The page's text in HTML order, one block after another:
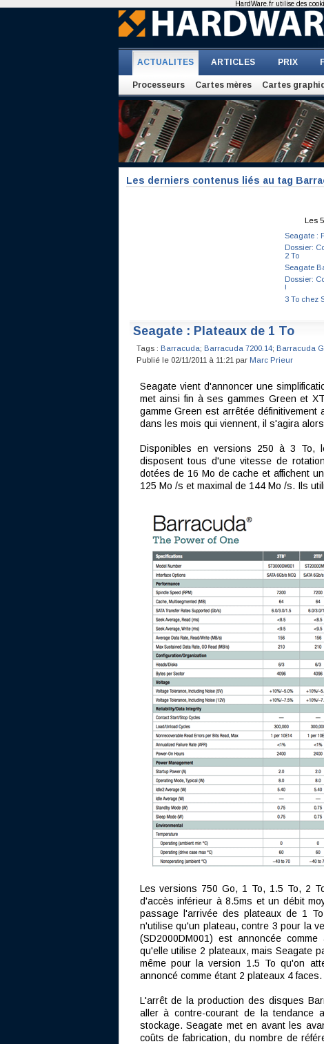
ACTUALITES ARTICLES PRIX
Processeurs Cartes mères Cartes
Les derniers contenus liés au tag
Les
Seagate :
Dossier:
2 To
Seagate
Dossier:
!
3 To chez
Seagate : Plateaux de 1 To
Tags : Barracuda; Barracuda 7200.14; Barracuda
Publié le 02/11/2011 à 11:21 par Marc Prieur
Seagate vient d'annoncer une
met ainsi fin à ses gammes Green et
gamme Green est arrêtée
dans les mois qui viennent, il s'agira
Disponibles en versions 250 à 3 To,
disposent tous d'une vitesse de
dotées de 16 Mo de cache et affichent
125 Mo /s et maximal de 144 Mo /s. Ils
Les versions 750 Go, 1 To, 1.5 To, 2
d'accès inférieur à 8.5ms et un débit
passage l'arrivée des plateaux de 1
n'utilise qu'un plateau, contre 3 pour la
(SD2000DM001) est annoncée
qu'elle utilise 2 plateaux, mais Seagate
même pour la version 1.5 To qu'on
annoncé comme étant 2 plateaux 4 faces.
L'arrêt de la production des disques
aller à contre-courant de la tendance
stockage. Seagate met en avant les
coûts de fabrication, du nombre de
HardWare.fr utilise des